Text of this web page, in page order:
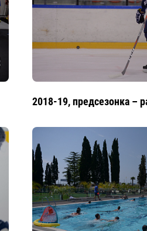
2018-19, предсезонка –